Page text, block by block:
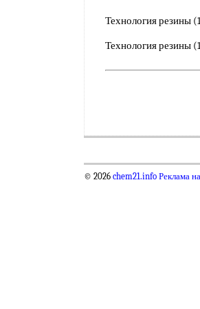
Технология резины
Технология резины
© 2026 chem21.info Реклама